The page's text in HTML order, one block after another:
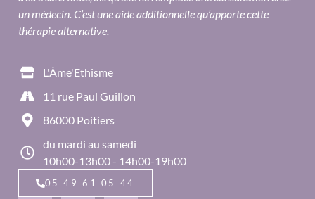
un médecin. C’est une aide additionnelle qu’apporte cette
thérapie alternative.
L'Âme'Ethisme
11 rue Paul Guillon
86000 Poitiers
du mardi au samedi
10h00-13h00 - 14h00-19h00
05 49 61 05 44